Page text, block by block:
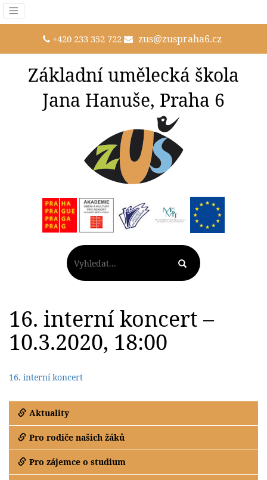
+420 233 352 722 zus@zuspraha6.cz
Základní umělecká škola
Jana Hanuše, Praha 6
Aktuality
Pro rodiče našich žáků
Pro zájemce o studium
16. interní koncert –
10.3.2020, 18:00
16. interní koncert